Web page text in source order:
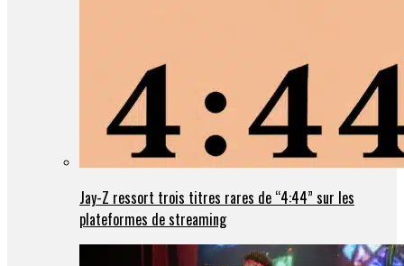
Jay-Z ressort trois titres rares de “4:44” sur les
plateformes de streaming